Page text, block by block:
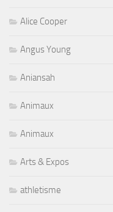
Alice Cooper
Angus Young
Aniansah
Animaux
Animaux
Arts & Expos
athletisme